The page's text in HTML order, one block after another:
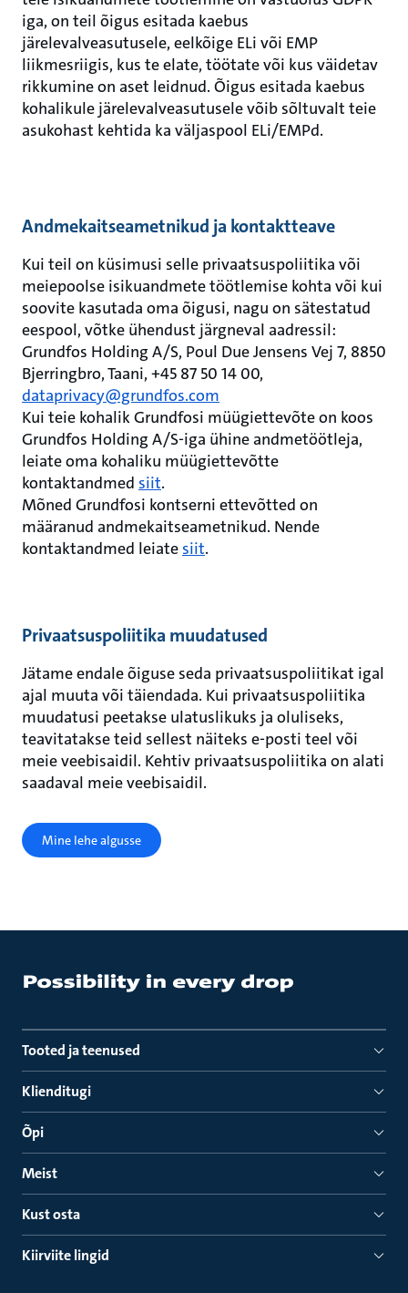
iga, on teil õigus esitada kaebus
järelevalveasutusele, eelkõige ELi või EMP
liikmesriigis, kus te elate, töötate või kus väidetav
rikkumine on aset leidnud. Õigus esitada kaebus
kohalikule järelevalveasutusele võib sõltuvalt teie
asukohast kehtida ka väljaspool ELi/EMPd.
Andmekaitseametnikud ja kontaktteave
Kui teil on küsimusi selle privaatsuspoliitika või
meiepoolse isikuandmete töötlemise kohta või kui
soovite kasutada oma õigusi, nagu on sätestatud
eespool, võtke ühendust järgneval aadressil:
Grundfos Holding A/S, Poul Due Jensens Vej 7, 8850
Bjerringbro, Taani, +45 87 50 14 00,
dataprivacy@grundfos.com
Kui teie kohalik Grundfosi müügiettevõte on koos
Grundfos Holding A/S-iga ühine andmetöötleja,
leiate oma kohaliku müügiettevõtte
kontaktandmed siit.
Mõned Grundfosi kontserni ettevõtted on
määranud andmekaitseametnikud. Nende
kontaktandmed leiate siit.
Privaatsuspoliitika muudatused
Jätame endale õiguse seda privaatsuspoliitikat igal
ajal muuta või täiendada. Kui privaatsuspoliitika
muudatusi peetakse ulatuslikuks ja oluliseks,
teavitatakse teid sellest näiteks e-posti teel või
meie veebisaidil. Kehtiv privaatsuspoliitika on alati
saadaval meie veebisaidil.
Mine lehe algusse
Tooted ja teenused
Klienditugi
Õpi
Meist
Kust osta
Kiirviite lingid